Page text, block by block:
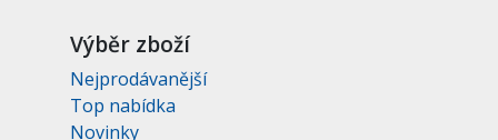
Výběr zboží
Nejprodávanější
Top nabídka
Novinky